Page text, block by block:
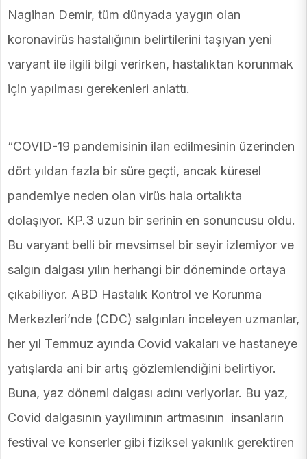
Nagihan Demir, tüm dünyada yaygın olan
koronavirüs hastalığının belirtilerini taşıyan yeni
varyant ile ilgili bilgi verirken, hastalıktan korunmak
için yapılması gerekenleri anlattı.
“COVID-19 pandemisinin ilan edilmesinin üzerinden
dört yıldan fazla bir süre geçti, ancak küresel
pandemiye neden olan virüs hala ortalıkta
dolaşıyor. KP.3 uzun bir serinin en sonuncusu oldu.
Bu varyant belli bir mevsimsel bir seyir izlemiyor ve
salgın dalgası yılın herhangi bir döneminde ortaya
çıkabiliyor. ABD Hastalık Kontrol ve Korunma
Merkezleri’nde (CDC) salgınları inceleyen uzmanlar,
her yıl Temmuz ayında Covid vakaları ve hastaneye
yatışlarda ani bir artış gözlemlendiğini belirtiyor.
Buna, yaz dönemi dalgası adını veriyorlar. Bu yaz,
Covid dalgasının yayılımının artmasının insanların
festival ve konserler gibi fiziksel yakınlık gerektiren